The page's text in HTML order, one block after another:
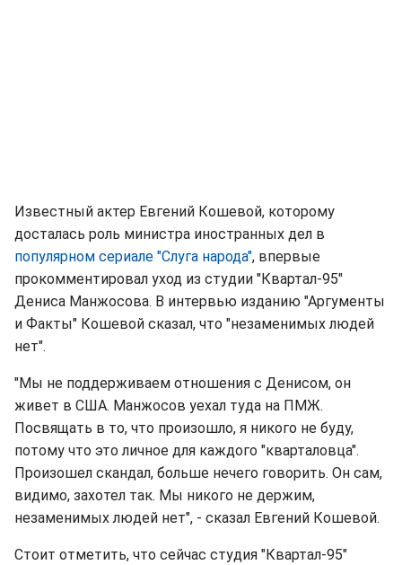
Известный актер Евгений Кошевой, которому
досталась роль министра иностранных дел в
популярном сериале "Слуга народа", впервые
прокомментировал уход из студии "Квартал-95"
Дениса Манжосова. В интервью изданию "Аргументы
и Факты" Кошевой сказал, что "незаменимых людей
нет".
"Мы не поддерживаем отношения с Денисом, он
живет в США. Манжосов уехал туда на ПМЖ.
Посвящать в то, что произошло, я никого не буду,
потому что это личное для каждого "кварталовца".
Произошел скандал, больше нечего говорить. Он сам,
видимо, захотел так. Мы никого не держим,
незаменимых людей нет", - сказал Евгений Кошевой.
Стоит отметить, что сейчас студия "Квартал-95"